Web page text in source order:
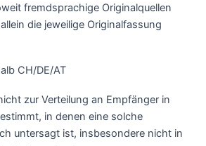
fremdsprachige Originalquellen
die jeweilige Originalfassung
CH/DE/AT
zur Verteilung an Empfänger in
in denen eine solche
untersagt ist, insbesondere nicht in